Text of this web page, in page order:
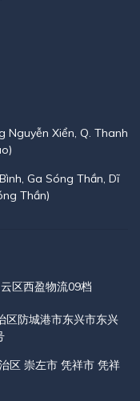
Nguyễn Xiển, Q. Thanh
Ga Sóng Thần, Dĩ
Thần)
区西盈物流09档
防城港市东兴市东兴
区 崇左市 凭祥市 凭祥